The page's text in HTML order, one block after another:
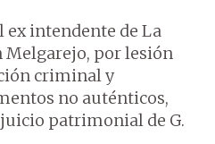
intendente de La
Melgarejo, por lesión
criminal y
no auténticos,
patrimonial de G.